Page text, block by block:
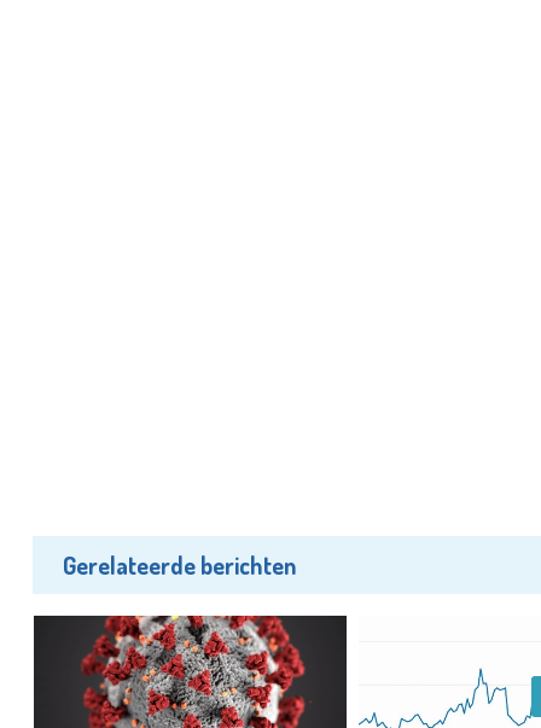
Gerelateerde berichten